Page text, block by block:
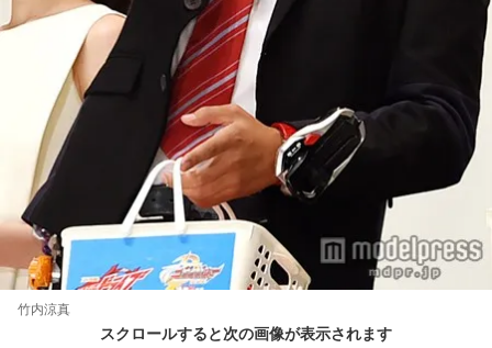
竹内涼真
スクロールすると次の画像が表示されます